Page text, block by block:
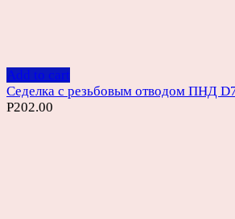
Add to cart
Седелка с резьбовым отводом ПНД
Р202.00